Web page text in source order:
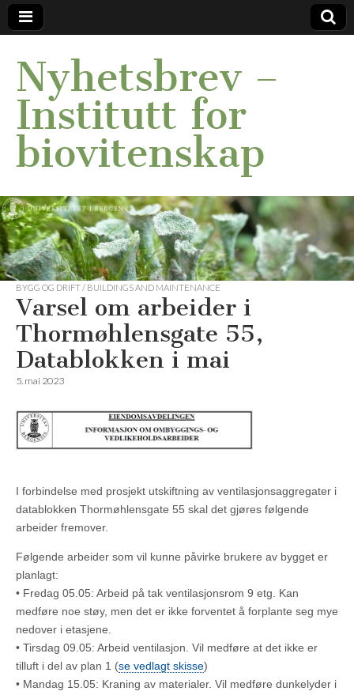
Nyhetsbrev –
Institutt for
biovitenskap
BYGG OG DRIFT / BUILDINGS AND MAINTENANCE
Varsel om arbeider i
Thormøhlensgate 55,
Datablokken i mai
5. mai 2023
I forbindelse med prosjekt utskiftning av ventilasjonsaggregater i
datablokken Thormøhlensgate 55 skal det gjøres følgende
arbeider fremover.
Følgende arbeider som vil kunne påvirke brukere av bygget er
planlagt:
• Fredag 05.05: Arbeid på tak ventilasjonsrom 9 etg. Kan
medføre noe støy, men det er ikke forventet å forplante seg mye
nedover i etasjene.
• Tirsdag 09.05: Arbeid ventilasjon. Vil medføre at det ikke er
tilluft i del av plan 1 (se vedlagt skisse)
• Mandag 15.05: Kraning av materialer. Vil medføre dunkelyder i